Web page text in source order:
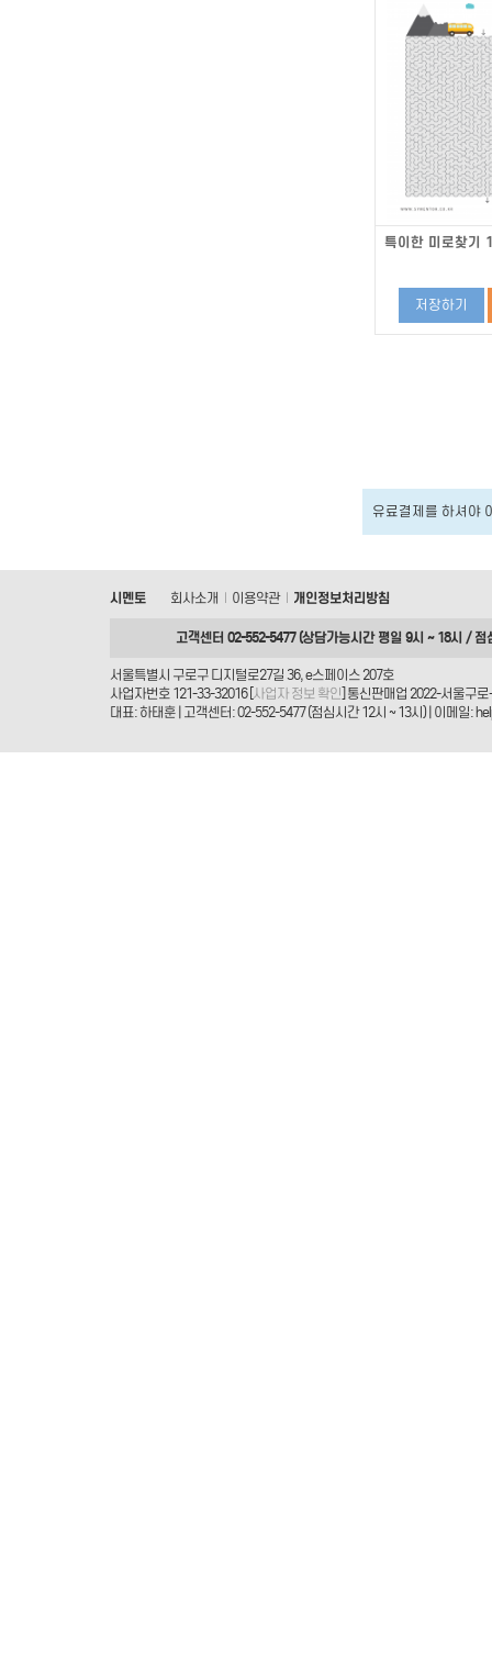
특이한 미로찾기
저장하기
유료결제를 하셔야
시멘토 회사소개 이용약관 개인정보처리방침
고객센터 02-552-5477 (상담가능시간 평일 9시 ~ 18시 / 점
서울특별시 구로구 디지털로27길 36, e스페이스 207호
사업자번호 121-33-32016 [ 사업자 정보 확인 ] 통신판매업 2022-서울구
대표: 하태훈 | 고객센터: 02-552-5477 (점심시간 12시 ~ 13시) | 이메일: